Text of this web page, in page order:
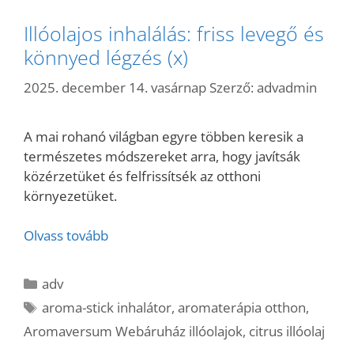
Illóolajos inhalálás: friss levegő és
könnyed légzés (x)
2025. december 14. vasárnap Szerző: advadmin
A mai rohanó világban egyre többen keresik a
természetes módszereket arra, hogy javítsák
közérzetüket és felfrissítsék az otthoni
környezetüket.
Olvass tovább
Kategória
adv
Címkék
aroma-stick inhalátor,aromaterápia otthon,
Aromaversum Webáruház illóolajok, citrus illóolaj